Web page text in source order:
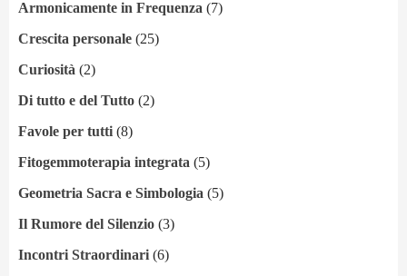
Armonicamente in Frequenza (7)
Crescita personale (25)
Curiosità (2)
Di tutto e del Tutto (2)
Favole per tutti (8)
Fitogemmoterapia integrata (5)
Geometria Sacra e Simbologia (5)
Il Rumore del Silenzio (3)
Incontri Straordinari (6)